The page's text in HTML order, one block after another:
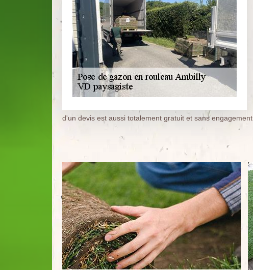
d'un devis est aussi totalement gratuit et sans engagement.